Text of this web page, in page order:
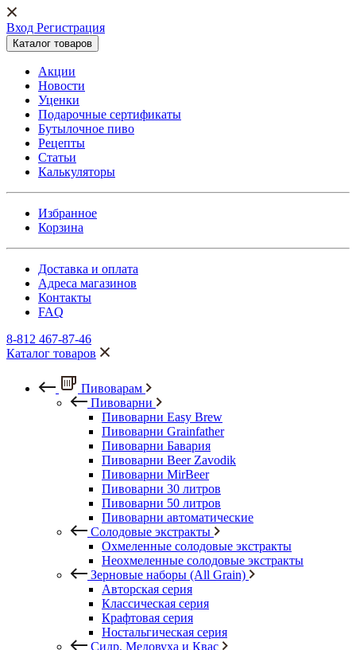
Вход Регистрация
Каталог товаров
Акции
Новости
Уценки
Подарочные сертификаты
Бутылочное пиво
Рецепты
Статьи
Калькуляторы
Избранное
Корзина
Доставка и оплата
Адреса магазинов
Контакты
FAQ
8-812 467-87-46
Каталог товаров
Пивоварам
Пивоварни
Пивоварни Easy Brew
Пивоварни Grainfather
Пивоварни Бавария
Пивоварни Beer Zavodik
Пивоварни MirBeer
Пивоварни 30 литров
Пивоварни 50 литров
Пивоварни автоматические
Солодовые экстракты
Охмеленные солодовые экстракты
Неохмеленные солодовые экстракты
Зерновые наборы (All Grain)
Авторская серия
Классическая серия
Крафтовая серия
Ностальгическая серия
Сидр, Медовуха и Квас